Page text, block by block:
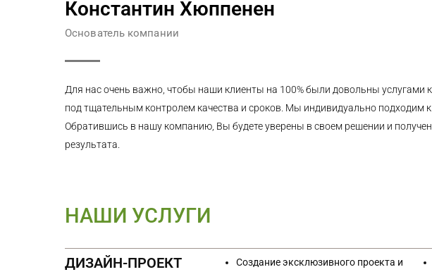
Константин Хюппенен
Основатель компании
Для нас очень важно, чтобы наши клиенты на 100% были довольны услугами
под тщательным контролем качества и сроков. Мы индивидуально подходим
Обратившись в нашу компанию, Вы будете уверены в своем решении и
результата.
НАШИ УСЛУГИ
ДИЗАЙН-ПРОЕКТ
Создание эксклюзивного проекта и